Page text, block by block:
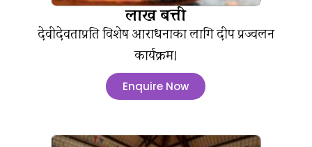
लाख बत्ती
देवीदेवताप्रति विशेष आराधनाका लागि दीप प्रज्वलन
कार्यक्रम।
Enquire Now